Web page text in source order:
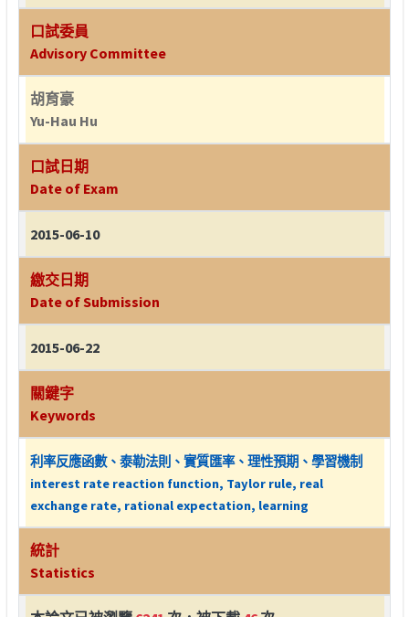
口試委員
Advisory Committee
胡育豪
Yu-Hau Hu
口試日期
Date of Exam
2015-06-10
繳交日期
Date of Submission
2015-06-22
關鍵字
Keywords
利率反應函數、泰勒法則、實質匯率、理性預期、學習機制
interest rate reaction function, Taylor rule, real
exchange rate, rational expectation, learning
統計
Statistics